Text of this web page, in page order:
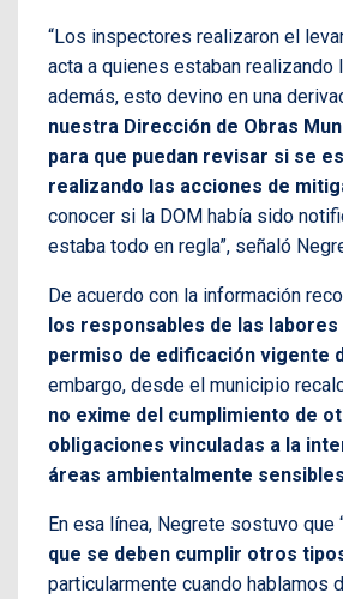
“Los inspectores realizaron el
acta a quienes estaban realizando
además, esto devino en una
nuestra Dirección de Obras
para que puedan revisar si se
realizando las acciones de
conocer si la DOM había sido
estaba todo en regla”, señaló
De acuerdo con la información
los responsables de las
permiso de edificación vigente
embargo, desde el municipio
no exime del cumplimiento de
obligaciones vinculadas a la
áreas ambientalmente sensibles
En esa línea, Negrete sostuvo que
que se deben cumplir otros
particularmente cuando hablamos